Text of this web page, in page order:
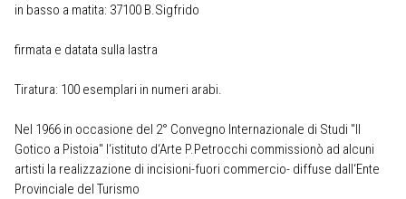
in basso a matita: 37100 B.Sigfrido
firmata e datata sulla lastra
Tiratura: 100 esemplari in numeri arabi.
Nel 1966 in occasione del 2° Convegno Internazionale di Studi "Il
Gotico a Pistoia" l‘istituto d‘Arte P.Petrocchi commissionò ad alcuni
artisti la realizzazione di incisioni-fuori commercio- diffuse dall‘Ente
Provinciale del Turismo